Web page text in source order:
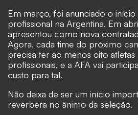
Em março, foi anunciado o
profissional na Argentina. Em
apresentou como nova
Agora, cada time do próximo
precisa ter ao menos oito
profissionais, e a AFA vai
custo para tal.
Não deixa de ser um início
reverbera no ânimo da seleção.